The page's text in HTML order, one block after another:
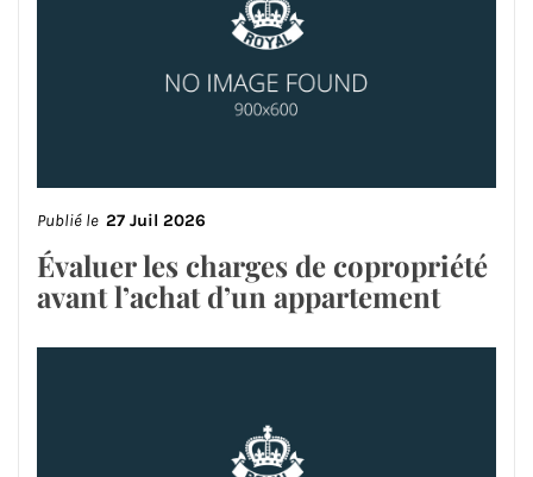
Publié le 27 Juil 2026
Évaluer les charges de copropriété
avant l’achat d’un appartement